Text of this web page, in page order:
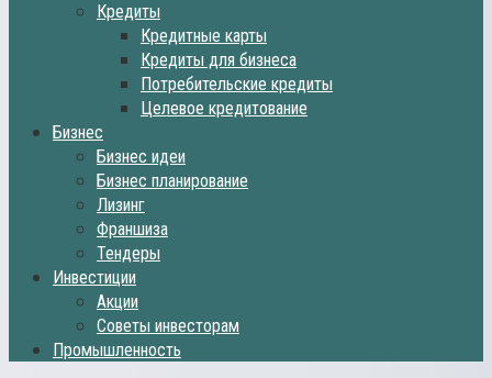
Кредиты
Кредитные карты
Кредиты для бизнеса
Потребительские кредиты
Целевое кредитование
Бизнес
Бизнес идеи
Бизнес планирование
Лизинг
Франшиза
Тендеры
Инвестиции
Акции
Советы инвесторам
Промышленность